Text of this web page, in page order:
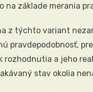
na základe merania
z týchto variant
pravdepodobnosť,
rozhodnutia a jeho
stav okolia